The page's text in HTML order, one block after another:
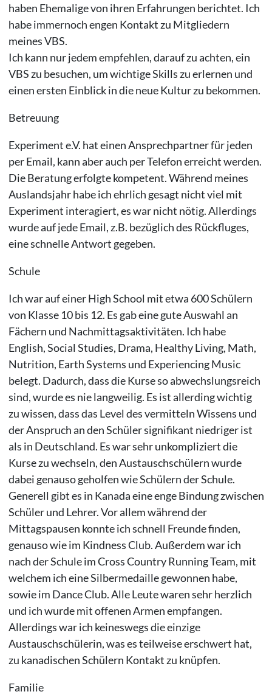
haben Ehemalige von ihren Erfahrungen berichtet. Ich
habe immernoch engen Kontakt zu Mitgliedern
meines VBS.
Ich kann nur jedem empfehlen, darauf zu achten, ein
VBS zu besuchen, um wichtige Skills zu erlernen und
einen ersten Einblick in die neue Kultur zu bekommen.
Betreuung
Experiment e.V. hat einen Ansprechpartner für jeden
per Email, kann aber auch per Telefon erreicht werden.
Die Beratung erfolgte kompetent. Während meines
Auslandsjahr habe ich ehrlich gesagt nicht viel mit
Experiment interagiert, es war nicht nötig. Allerdings
wurde auf jede Email, z.B. bezüglich des Rückfluges,
eine schnelle Antwort gegeben.
Schule
Ich war auf einer High School mit etwa 600 Schülern
von Klasse 10 bis 12. Es gab eine gute Auswahl an
Fächern und Nachmittagsaktivitäten. Ich habe
English, Social Studies, Drama, Healthy Living, Math,
Nutrition, Earth Systems und Experiencing Music
belegt. Dadurch, dass die Kurse so abwechslungsreich
sind, wurde es nie langweilig. Es ist allerding wichtig
zu wissen, dass das Level des vermitteln Wissens und
der Anspruch an den Schüler signifikant niedriger ist
als in Deutschland. Es war sehr unkompliziert die
Kurse zu wechseln, den Austauschschülern wurde
dabei genauso geholfen wie Schülern der Schule.
Generell gibt es in Kanada eine enge Bindung zwischen
Schüler und Lehrer. Vor allem während der
Mittagspausen konnte ich schnell Freunde finden,
genauso wie im Kindness Club. Außerdem war ich
nach der Schule im Cross Country Running Team, mit
welchem ich eine Silbermedaille gewonnen habe,
sowie im Dance Club. Alle Leute waren sehr herzlich
und ich wurde mit offenen Armen empfangen.
Allerdings war ich keineswegs die einzige
Austauschschülerin, was es teilweise erschwert hat,
zu kanadischen Schülern Kontakt zu knüpfen.
Familie